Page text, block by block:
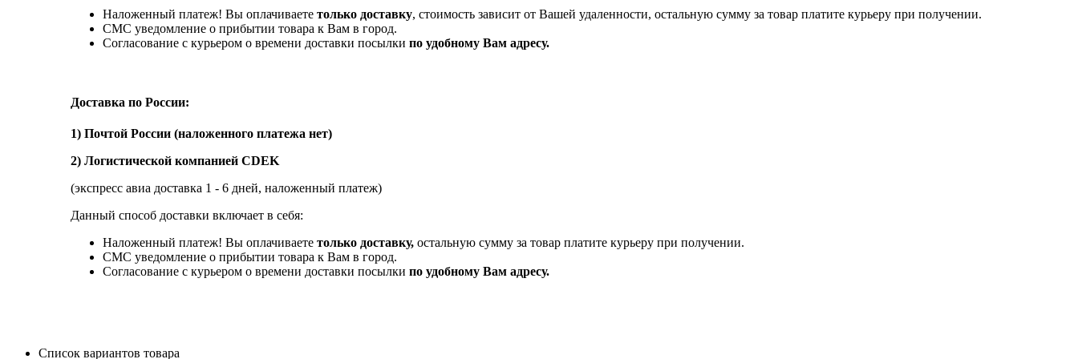
Наложенный платеж! Вы оплачиваете только доставку, стоимость зависит от Вашей удаленности, остальную сумму за товар платите курьеру при получении.
СМС уведомление о прибытии товара к Вам в город.
Согласование с курьером о времени доставки посылки по удобному Вам адресу.
Доставка по России:
1) Почтой России (наложенного платежа нет)
2) Логистической компанией CDEK
(экспресс авиа доставка 1 - 6 дней, наложенный платеж)
Данный способ доставки включает в себя:
Наложенный платеж! Вы оплачиваете только доставку, остальную сумму за товар платите курьеру при получении.
СМС уведомление о прибытии товара к Вам в город.
Согласование с курьером о времени доставки посылки по удобному Вам адресу.
Список вариантов товара